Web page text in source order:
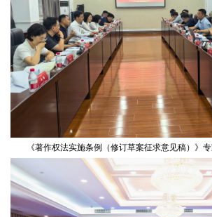
《著作权法实施条例（修订草案征求意见稿）》